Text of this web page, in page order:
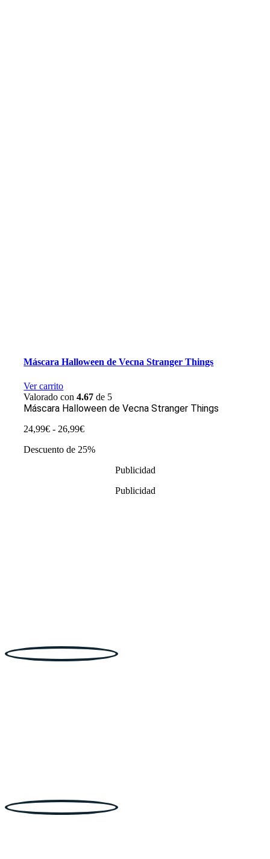
Máscara Halloween de Vecna Stranger Things
Ver carrito
Valorado con4.67 de 5
Máscara Halloween de Vecna Stranger Things
24,99€ - 26,99€Rango
precios:
Descuento de 25%
Publicidad
Publicidad